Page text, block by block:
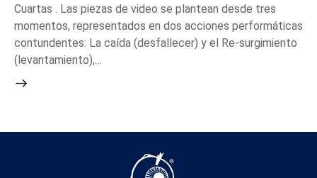
Cuartas . Las piezas de video se plantean desde tres
momentos, representados en dos acciones performáticas
contundentes: La caída (desfallecer) y el Re-surgimiento
(levantamiento),…